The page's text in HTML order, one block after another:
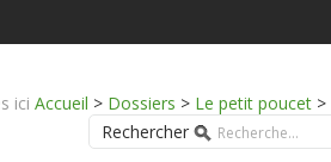
ici Accueil > Dossiers > Le petit poucet >
Rechercher